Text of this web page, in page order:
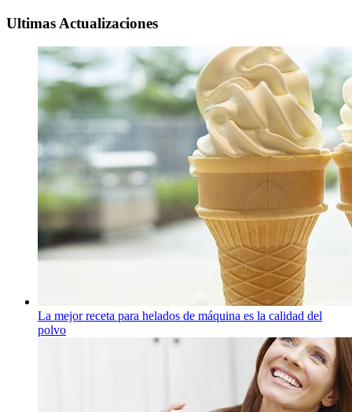
Ultimas Actualizaciones
La mejor receta para helados de máquina es la calidad del
polvo